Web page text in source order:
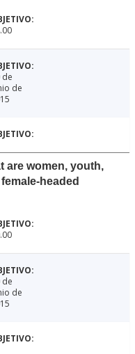
de
de
are women, youth,
headed
de
de